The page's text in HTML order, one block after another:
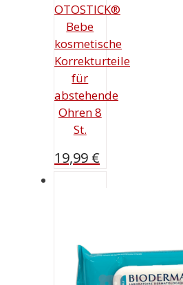
OTOSTICK®
Bebe
kosmetische
Korrekturteile
für
abstehende
Ohren 8
St.
19,99 €